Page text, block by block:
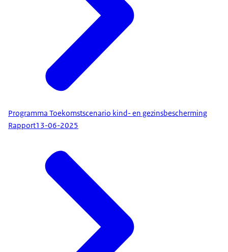
Programma Toekomstscenario kind- en gezinsbescherming
Rapport13-06-2025